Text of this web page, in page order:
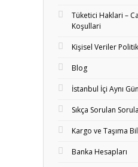
Tüketici Haklari –
Koşullari
Kişisel Veriler
Blog
İstanbul İçi Aynı
Sıkça Sorulan
Kargo ve Taşıma
Banka Hesapları